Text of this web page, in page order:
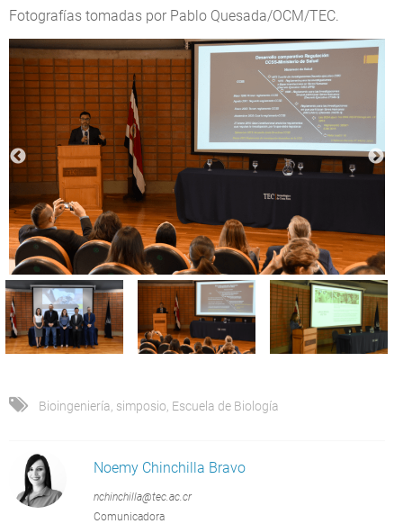
Fotografías tomadas por Pablo Quesada/OCM/TEC.
Bioingeniería simposio Escuela de Biología
Noemy Chinchilla Bravo
nchinchilla@tec.ac.cr
Comunicadora